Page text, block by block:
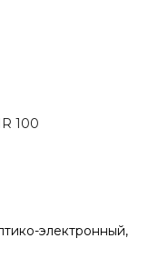
100
электронный,